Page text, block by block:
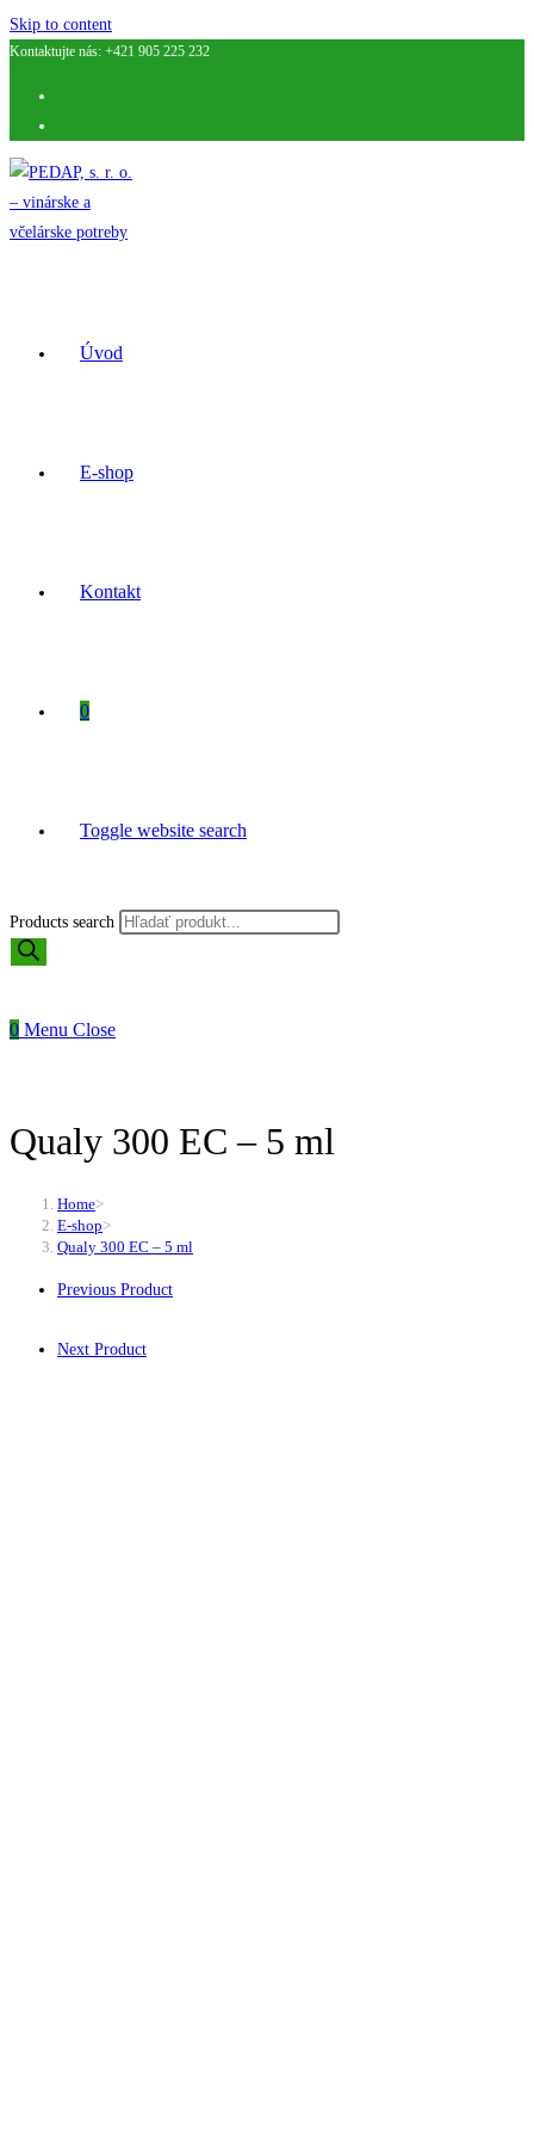
Skip to content
Kontaktujte nás: +421 905 225 232
Úvod
E-shop
Kontakt
0
Toggle website search
Products search
0 Menu Close
Qualy 300 EC – 5 ml
Home>
E-shop>
Qualy 300 EC – 5 ml
Previous Product
Next Product